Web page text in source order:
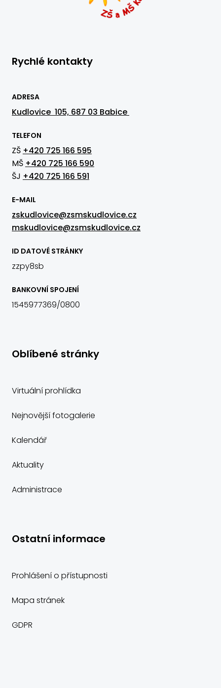
Rychlé kontakty
ADRESA
Kudlovice 105, 687 03 Babice
TELEFON
ZŠ +420 725 166 595
MŠ +420 725 166 590
ŠJ +420 725 166 591
E-MAIL
zskudlovice@zsmskudlovice.cz
mskudlovice@zsmskudlovice.cz
ID DATOVÉ STRÁNKY
zzpy8sb
BANKOVNÍ SPOJENÍ
1545977369/0800
Oblíbené stránky
Virtuální prohlídka
Nejnovější fotogalerie
Kalendář
Aktuality
Administrace
Ostatní informace
Prohlášení o přístupnosti
Mapa stránek
GDPR